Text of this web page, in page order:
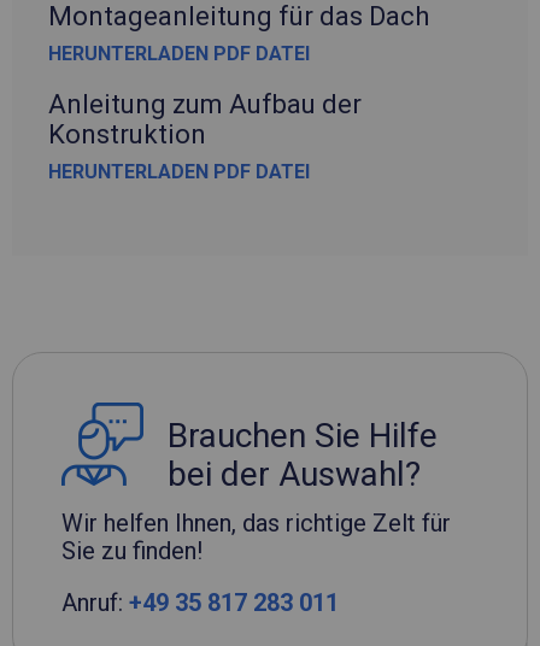
Montageanleitung für das Dach
HERUNTERLADEN PDF DATEI
Anleitung zum Aufbau der
Konstruktion
HERUNTERLADEN PDF DATEI
Brauchen Sie Hilfe
bei der Auswahl?
Wir helfen Ihnen, das richtige Zelt für
Sie zu finden!
Anruf: +49 35 817 283 011